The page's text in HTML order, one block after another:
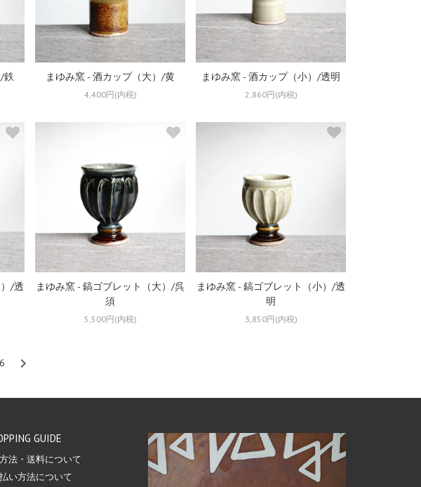
鉄 まゆみ窯 - 酒カップ（大）/黄
4,400円(内税)
まゆみ窯 - 酒カップ（小）/透明
2,860円(内税)
/透
まゆみ窯 - 鎬ゴブレット（大）/呉
須
5,500円(内税)
まゆみ窯 - 鎬ゴブレット（小）/透
明
3,850円(内税)
6
GUIDE
法・送料について
い方法について